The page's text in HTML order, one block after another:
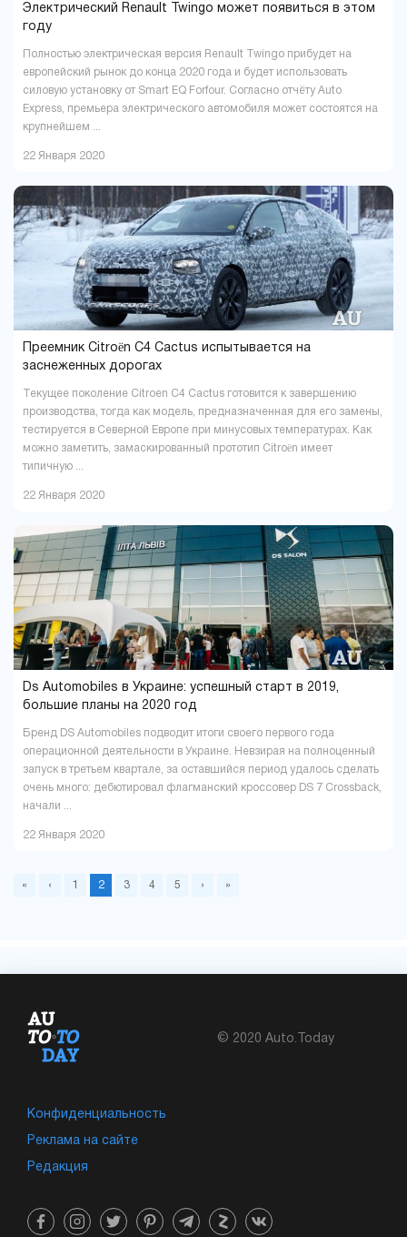
Электрический Renault Twingo может появиться в этом
году
Полностью электрическая версия Renault Twingo прибудет на
европейский рынок до конца 2020 года и будет использовать
силовую установку от Smart EQ Forfour. Согласно отчёту Auto
Express, премьера электрического автомобиля может состоятся на
крупнейшем ...
22 Января 2020
Преемник Citroën C4 Cactus испытывается на
заснеженных дорогах
Текущее поколение Citroen C4 Cactus готовится к завершению
производства, тогда как модель, предназначенная для его замены,
тестируется в Северной Европе при минусовых температурах. Как
можно заметить, замаскированный прототип Citroën имеет
типичную ...
22 Января 2020
Ds Automobiles в Украине: успешный старт в 2019,
большие планы на 2020 год
Бренд DS Automobiles подводит итоги своего первого года
операционной деятельности в Украине. Невзирая на полноценный
запуск в третьем квартале, за оставшийся период удалось сделать
очень много: дебютировал флагманский кроссовер DS 7 Crossback,
начали ...
22 Января 2020
« ‹ 1 2 3 4 5 › »
© 2020 Auto.Today
Конфиденциальность
Реклама на сайте
Редакция